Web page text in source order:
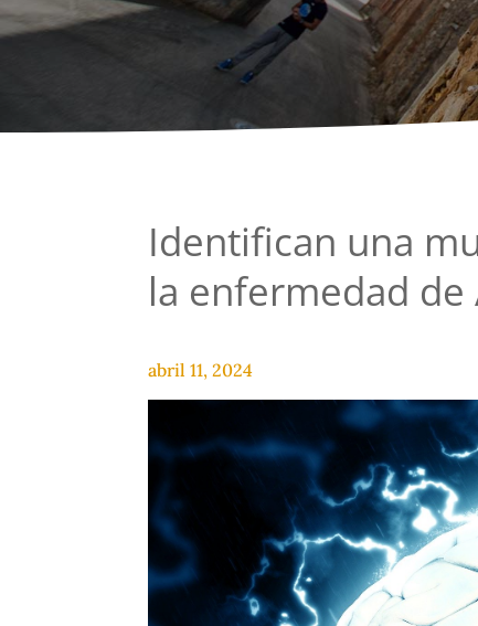
Identifican una
la enfermedad
abril 11, 2024